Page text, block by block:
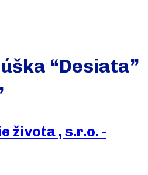
“Desiata”
života , s.r.o. -